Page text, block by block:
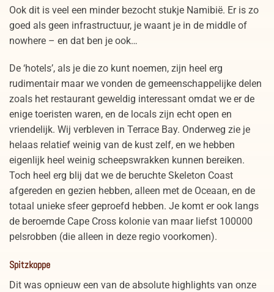
Ook dit is veel een minder bezocht stukje Namibië. Er is zo
goed als geen infrastructuur, je waant je in de middle of
nowhere – en dat ben je ook…
De ‘hotels’, als je die zo kunt noemen, zijn heel erg
rudimentair maar we vonden de gemeenschappelijke delen
zoals het restaurant geweldig interessant omdat we er de
enige toeristen waren, en de locals zijn echt open en
vriendelijk. Wij verbleven in Terrace Bay. Onderweg zie je
helaas relatief weinig van de kust zelf, en we hebben
eigenlijk heel weinig scheepswrakken kunnen bereiken.
Toch heel erg blij dat we de beruchte Skeleton Coast
afgereden en gezien hebben, alleen met de Oceaan, en de
totaal unieke sfeer geproefd hebben. Je komt er ook langs
de beroemde Cape Cross kolonie van maar liefst 100000
pelsrobben (die alleen in deze regio voorkomen).
Spitzkoppe
Dit was opnieuw een van de absolute highlights van onze